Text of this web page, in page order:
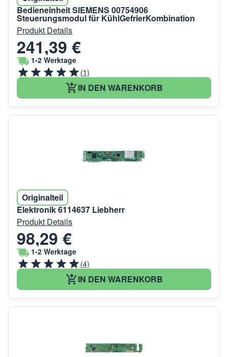
Bedieneinheit SIEMENS 00754906
Steuerungsmodul für KühlGefrierKombination
Produkt Details
241,39 €
1-2 Werktage
(1)
IN DEN WARENKORB
Originalteil
Elektronik 6114637 Liebherr
Produkt Details
98,29 €
1-2 Werktage
(4)
IN DEN WARENKORB